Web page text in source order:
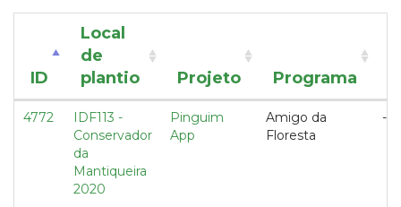
ID
Local
de
plantio
Projeto Programa
4772
IDF113 -
Conservador
da
Mantiqueira
2020
Pinguim
App
Amigo da
Floresta
---